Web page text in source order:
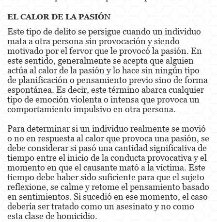
Merodear para prostituirse
Molestar a un Niño Menor de 18 años
Penetración Sexual Forzada
Pornografía Infantil
Prostitución y Solicitación
Violación
DUI
Audiencia Administrativa del DMV
Conducción Imprudente con Presencia de
Alcohol
Conducción Imprudente sin Presencia de
Alcohol
EL CALOR DE LA PASIÓN
Este tipo de delito se persigue cuando un individuo
mata a otra persona sin provocación y siendo
motivado por el fervor que le provocó la pasión. En
este sentido, generalmente se acepta que alguien
actúa al calor de la pasión y lo hace sin ningún tipo
de planificación o pensamiento previo sino de forma
espontánea. Es decir, este término abarca cualquier
tipo de emoción violenta o intensa que provoca un
comportamiento impulsivo en otra persona.
Para determinar si un individuo realmente se movió
o no en respuesta al calor que provoca una pasión, se
debe considerar si pasó una cantidad significativa de
tiempo entre el inicio de la conducta provocativa y el
momento en que el causante mató a la víctima. Este
tiempo debe haber sido suficiente para que el sujeto
reflexione, se calme y retome el pensamiento basado
en sentimientos. Si sucedió en ese momento, el caso
debería ser tratado como un asesinato y no como
esta clase de homicidio.